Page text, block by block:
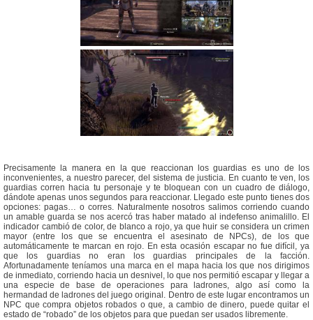
Precisamente la manera en la que reaccionan los guardias es uno de los
inconvenientes, a nuestro parecer, del sistema de justicia. En cuanto te ven, los
guardias corren hacia tu personaje y te bloquean con un cuadro de diálogo,
dándote apenas unos segundos para reaccionar. Llegado este punto tienes dos
opciones: pagas… o corres. Naturalmente nosotros salimos corriendo cuando
un amable guarda se nos acercó tras haber matado al indefenso animalillo. El
indicador cambió de color, de blanco a rojo, ya que huir se considera un crimen
mayor (entre los que se encuentra el asesinato de NPCs), de los que
automáticamente te marcan en rojo. En esta ocasión escapar no fue difícil, ya
que los guardias no eran los guardias principales de la facción.
Afortunadamente teníamos una marca en el mapa hacia los que nos dirigimos
de inmediato, corriendo hacia un desnivel, lo que nos permitió escapar y llegar a
una especie de base de operaciones para ladrones, algo así como la
hermandad de ladrones del juego original. Dentro de este lugar encontramos un
NPC que compra objetos robados o que, a cambio de dinero, puede quitar el
estado de “robado” de los objetos para que puedan ser usados libremente.